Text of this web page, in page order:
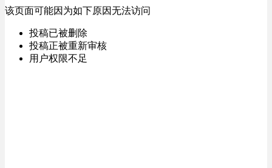
该页面可能因为如下原因无法访问
投稿已被删除
投稿正被重新审核
用户权限不足